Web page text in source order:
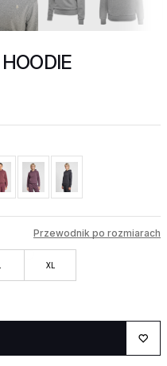
Przewodnik po rozmiarach
XL